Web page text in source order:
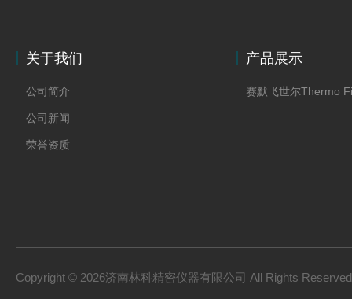
关于我们
公司简介
公司新闻
荣誉资质
产品展示
赛默飞世尔Thermo
Copyright © 2026济南林科精密仪器有限公司 All Rights